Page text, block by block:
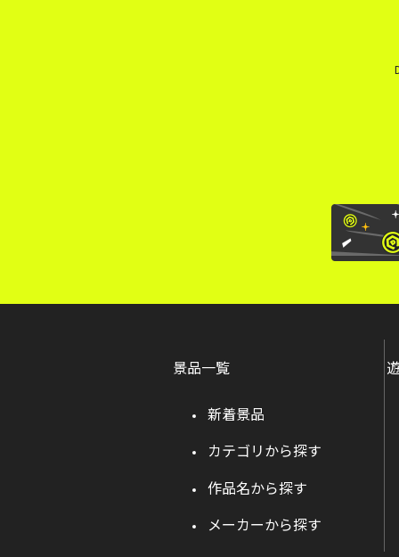
景品一覧
新着景品
カテゴリから探す
作品名から探す
メーカーから探す